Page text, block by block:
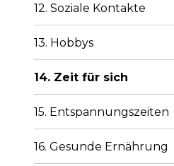
12. Soziale Kontakte
13. Hobbys
14. Zeit für sich
15. Entspannungszeiten
16. Gesunde Ernährung